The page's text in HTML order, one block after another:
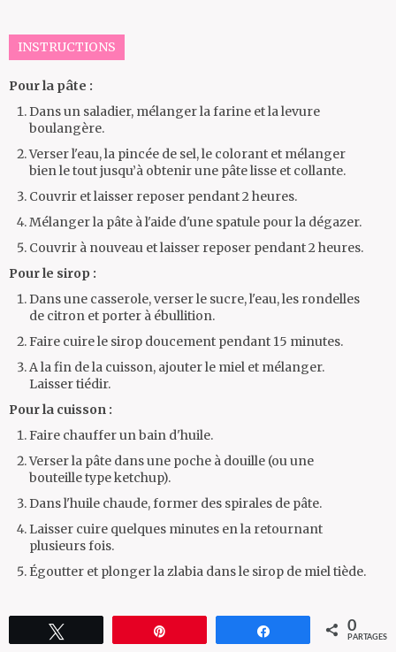
INSTRUCTIONS
Pour la pâte :
Dans un saladier, mélanger la farine et la levure
boulangère.
Verser l'eau, la pincée de sel, le colorant et mélanger
bien le tout jusqu’à obtenir une pâte lisse et collante.
Couvrir et laisser reposer pendant 2 heures.
Mélanger la pâte à l'aide d'une spatule pour la dégazer.
Couvrir à nouveau et laisser reposer pendant 2 heures.
Pour le sirop :
Dans une casserole, verser le sucre, l'eau, les rondelles
de citron et porter à ébullition.
Faire cuire le sirop doucement pendant 15 minutes.
A la fin de la cuisson, ajouter le miel et mélanger.
Laisser tiédir.
Pour la cuisson :
Faire chauffer un bain d'huile.
Verser la pâte dans une poche à douille (ou une
bouteille type ketchup).
Dans l'huile chaude, former des spirales de pâte.
Laisser cuire quelques minutes en la retournant
plusieurs fois.
Égoutter et plonger la zlabia dans le sirop de miel tiède.
Partagez 0
PARTAGES